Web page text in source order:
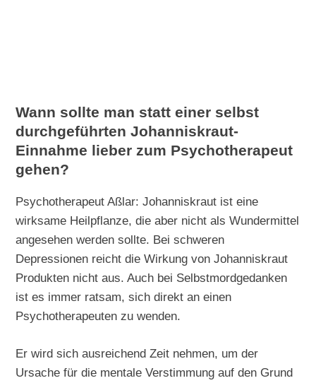
Wann sollte man statt einer selbst
durchgeführten Johanniskraut-
Einnahme lieber zum Psychotherapeut
gehen?
Psychotherapeut Aßlar: Johanniskraut ist eine
wirksame Heilpflanze, die aber nicht als Wundermittel
angesehen werden sollte. Bei schweren
Depressionen reicht die Wirkung von Johanniskraut
Produkten nicht aus. Auch bei Selbstmordgedanken
ist es immer ratsam, sich direkt an einen
Psychotherapeuten zu wenden.
Er wird sich ausreichend Zeit nehmen, um der
Ursache für die mentale Verstimmung auf den Grund